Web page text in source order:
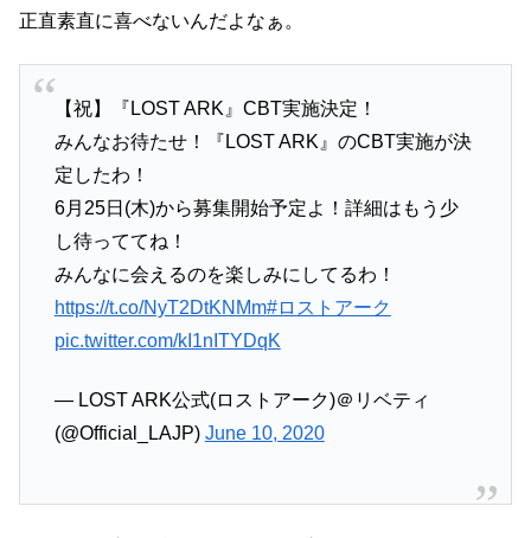
正直素直に喜べないんだよなぁ。
【祝】『LOST ARK』CBT実施決定！
みんなお待たせ！『LOST ARK』のCBT実施が決
定したわ！
6月25日(木)から募集開始予定よ！詳細はもう少
し待っててね！
みんなに会えるのを楽しみにしてるわ！
https://t.co/NyT2DtKNMm#ロストアーク
pic.twitter.com/kI1nITYDqK
— LOST ARK公式(ロストアーク)＠リベティ
(@Official_LAJP) June 10, 2020